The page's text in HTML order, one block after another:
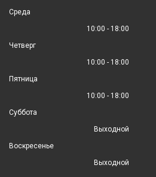
Среда
10:00 - 18:00
Четверг
10:00 - 18:00
Пятница
10:00 - 18:00
Суббота
Выходной
Воскресенье
Выходной